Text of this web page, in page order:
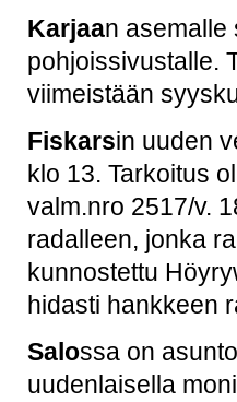
Karjaan asemalle
pohjoissivustalle.
viimeistään
Fiskarsin uuden
klo 13. Tarkoitus
valm.nro 2517/v.
radalleen, jonka
kunnostettu
hidasti hankkeen
Salossa on
uudenlaisella